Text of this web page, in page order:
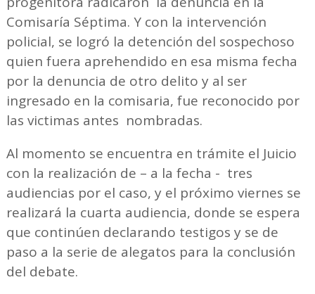
Comisaría Séptima. Y con la intervención
policial, se logró la detención del sospechoso
quien fuera aprehendido en esa misma fecha
por la denuncia de otro delito y al ser
ingresado en la comisaria, fue reconocido por
las victimas antes nombradas.
Al momento se encuentra en trámite el Juicio
con la realización de – a la fecha - tres
audiencias por el caso, y el próximo viernes se
realizará la cuarta audiencia, donde se espera
que continúen declarando testigos y se de
paso a la serie de alegatos para la conclusión
del debate.